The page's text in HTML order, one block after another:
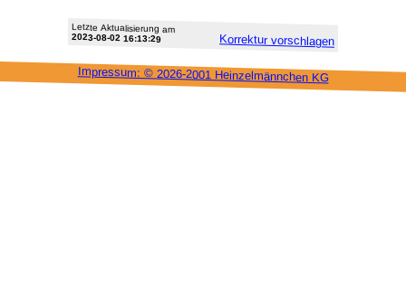
Letzte Aktu­alisie­rung am
2023-08-02 16:13:29 Korrektur vor­schlagen
Impressum: © 2026-2001 Heinzel­männchen KG